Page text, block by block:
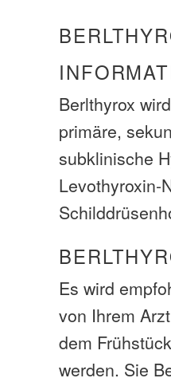
Berlthyrox
primäre,
subklinische
Levothyroxin-
Es wird
von Ihrem
dem
werden. Sie